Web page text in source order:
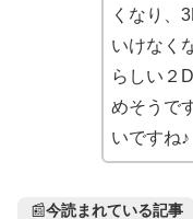
くなり、
いけなく
らしい２
めそうで
いですね♪
📰今読まれている記事